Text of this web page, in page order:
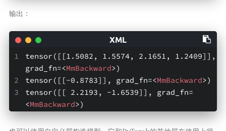
输出：
tensor([[1.5082, 1.5574, 2.1651, 1.2409]],
grad_fn=<MmBackward>)
tensor([[-0.8783]], grad_fn=<MmBackward>)
tensor([[ 2.2193, -1.6539]], grad_fn=
<MmBackward>)